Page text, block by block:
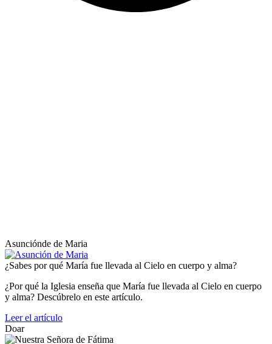
Asunciónde de Maria
¿Sabes por qué María fue llevada al Cielo en cuerpo y alma?
¿Por qué la Iglesia enseña que María fue llevada al Cielo en cuerpo
y alma? Descúbrelo en este artículo.
Leer el artículo
Doar